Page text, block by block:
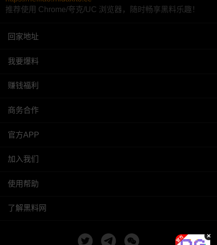
推荐使用 Chrome/夸克/UC 浏览器，随时畅享黑料乐趣！
回家地址
我要爆料
赚钱福利
商务合作
官方APP
加入我们
使用帮助
了解黑料网